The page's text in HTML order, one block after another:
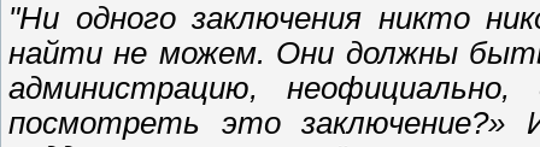
"Ни одного заключения никто
найти не можем. Они должны
администрацию,
посмотреть это заключение?»